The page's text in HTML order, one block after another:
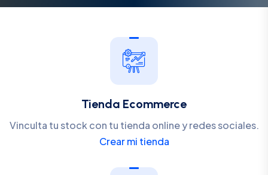
Tienda Ecommerce
Vinculta tu stock con tu tienda online y redes sociales.
Crear mi tienda